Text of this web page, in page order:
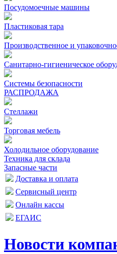
Посудомоечные машины
Пластиковая тара
Производственное и
Санитарно-гигиеническое
Системы безопасности
РАСПРОДАЖА
Стеллажи
Торговая мебель
Холодильное оборудование
Техника для склада
Запасные части
Доставка и оплата
Сервисный центр
Онлайн кассы
ЕГАИС
Новости